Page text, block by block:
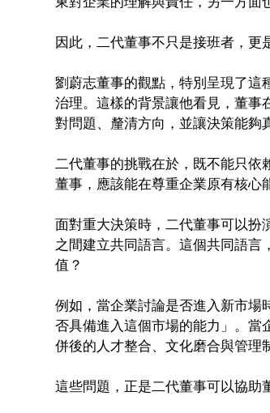
因此，二代董事不只是接班者，更
劉蔚志董事的觀點，特別呈現了這
治理。這樣的背景讓他看見，董事
對問題、釐清方向，並讓決策能夠
二代董事的挑戰在於，既不能只
董事，應該能在尊重企業原有核心
面對重大決策時，二代董事可以扮
之間建立共同語言。這個共同語言
值？
例如，當企業討論是否進入新市場
否具備進入這個市場的能力」。當
併後的人才整合、文化磨合與管理
這些問題，正是二代董事可以協助